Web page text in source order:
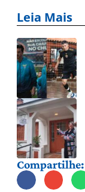
Leia Mais
Compartilhe: